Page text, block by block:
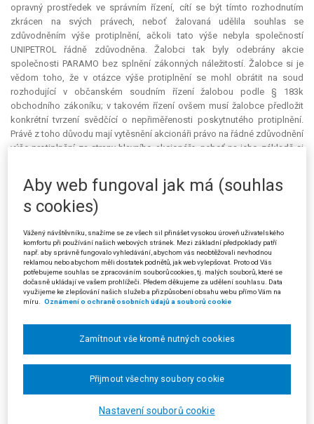
opravný prostředek ve správním řízení, cítí se být tímto rozhodnutím
zkrácen na svých právech, neboť žalovaná udělila souhlas se
zdůvodněním výše protiplnění, ačkoli tato výše nebyla společností
UNIPETROL řádně zdůvodněna. Žalobci tak byly odebrány akcie
společnosti PARAMO bez splnění zákonných náležitostí. Žalobce si je
vědom toho, že v otázce výše protiplnění se mohl obrátit na soud
rozhodující v občanském soudním řízení žalobou podle § 183k
obchodního zákoníku; v takovém řízení ovšem musí žalobce předložit
konkrétní tvrzení svědčící o nepřiměřenosti poskytnutého protiplnění.
Právě z toho důvodu mají vytěsnění akcionáři právo na řádné zdůvodnění
výše protiplnění za strany hlavního akcionáře, neboť na jeho základě si
rozhodují se o dalším postupu ve věci. Svým rozhodnutím žalovaná
podle žalobce zasáhla do jeho práva vlastnit majetek garantovaného čl.
11 odst. 1 Listiny základních práv a svobod (dále jen „Listina“) i do jeho
práva na spravedlivý proces podle článku 36 Listiny.
Městský soud usnesením ze dne 5. 6. 2012, čj. 7 A 262/2011-66,
žalobu odmítl. Dle jeho názoru žalobce před podáním žaloby nevyčerpal
řádné opravné prostředky ve správním řízení. Odkázal na poučení
napadeného rozhodnutí, podle něhož lze podat proti tomuto rozhodnutí
rozklad podle § 6 odst. 3 zákona č. 15/1998 Sb., o dohledu v oblasti
tohoto rozhodnutí.
stížnost. Uvedl, že nebyl účastníkem správního řízení, a tudíž mu řádný
opravný prostředek nenáležel. Rozhodnutí žalované mu nebylo ani
doručováno. Stěžovatel se vůči žalované účastenství v daném správním
řízení ani nedomáhal, neboť má za racionální právní úpravu, která
Aby web fungoval jak má (souhlas
s cookies)
Vážený návštěvníku, snažíme se ze všech sil přinášet vysokou úroveň uživatelského
komfortu při používání našich webových stránek. Mezi základní předpoklady patří
např. aby správně fungovalo vyhledávání, abychom vás neobtěžovali nevhodnou
reklamou nebo abychom měli dostatek podnětů, jak web vylepšovat. Proto od Vás
potřebujeme souhlas se zpracováním souborů cookies, tj. malých souborů, které se
dočasně ukládají ve vašem prohlížeči. Předem děkujeme za udělení souhlasu. Data
využijeme ke zlepšování našich služeb a přizpůsobení obsahu webu přímo Vám na
míru. Oznámení o ochraně osobních údajů a souborů cookie
Nastavení souborů cookie
Zamítnout vše kromě nutných cookies
Přijmout všechny soubory cookie